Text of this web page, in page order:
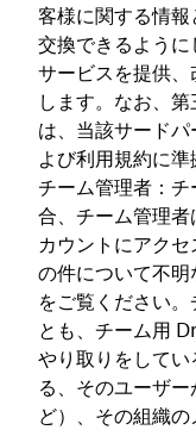
客様に関する情
交換できるよう
サービスを提供
します。なお、
は、当該サード
よび利用規約に準
チーム管理者：
合、チーム管理
カウントにアク
の件について不
をご覧ください
とも、チーム用
やり取りをして
る、そのユーザ
ど）、その組織